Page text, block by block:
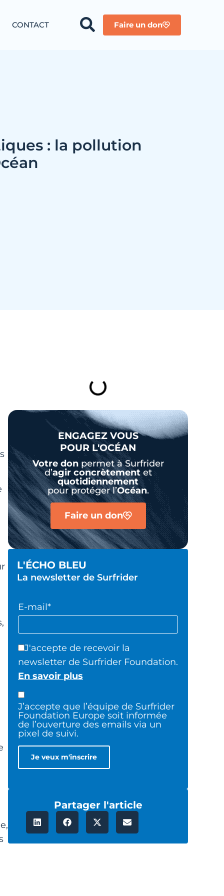
CONTACT Faire un don
: la pollution
ENGAGEZ VOUS
POUR L'OCÉAN
Votre donpermet à Surfrider
d’agir concrètementet
quotidiennement
pour protéger l’Océan.
Faire un don
L'ÉCHO BLEU
La newsletter de Surfrider
E-mail*
J'accepte de recevoir la
newsletter de Surfrider Foundation.
En savoir plus
J’accepte que l’équipe de Surfrider
Foundation Europe soit informée
de l’ouverture des emails via un
pixel de suivi.
Partager l'article